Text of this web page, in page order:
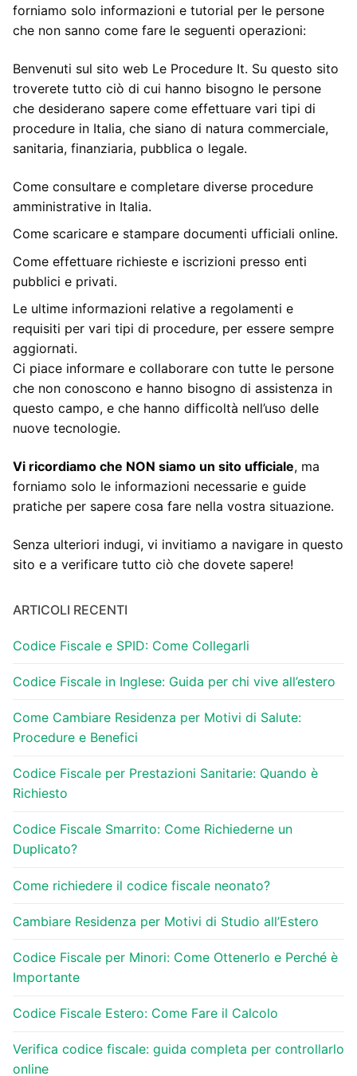
forniamo solo informazioni e tutorial per le persone
che non sanno come fare le seguenti operazioni:
Benvenuti sul sito web Le Procedure It. Su questo sito
troverete tutto ciò di cui hanno bisogno le persone
che desiderano sapere come effettuare vari tipi di
procedure in Italia, che siano di natura commerciale,
sanitaria, finanziaria, pubblica o legale.
Come consultare e completare diverse procedure
amministrative in Italia.
Come scaricare e stampare documenti ufficiali online.
Come effettuare richieste e iscrizioni presso enti
pubblici e privati.
Le ultime informazioni relative a regolamenti e
requisiti per vari tipi di procedure, per essere sempre
aggiornati.
Ci piace informare e collaborare con tutte le persone
che non conoscono e hanno bisogno di assistenza in
questo campo, e che hanno difficoltà nell’uso delle
nuove tecnologie.
Vi ricordiamo che NON siamo un sito ufficiale, ma
forniamo solo le informazioni necessarie e guide
pratiche per sapere cosa fare nella vostra situazione.
Senza ulteriori indugi, vi invitiamo a navigare in questo
sito e a verificare tutto ciò che dovete sapere!
ARTICOLI RECENTI
Codice Fiscale e SPID: Come Collegarli
Codice Fiscale in Inglese: Guida per chi vive all’estero
Come Cambiare Residenza per Motivi di Salute:
Procedure e Benefici
Codice Fiscale per Prestazioni Sanitarie: Quando è
Richiesto
Codice Fiscale Smarrito: Come Richiederne un
Duplicato?
Come richiedere il codice fiscale neonato?
Cambiare Residenza per Motivi di Studio all’Estero
Codice Fiscale per Minori: Come Ottenerlo e Perché è
Importante
Codice Fiscale Estero: Come Fare il Calcolo
Verifica codice fiscale: guida completa per controllarlo
online